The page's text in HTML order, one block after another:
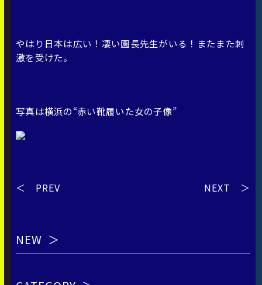
やはり日本は広い！凄い園長先生がいる！またまた刺
激を受けた。
写真は横浜の“赤い靴履いた女の子像”
＜ PREV NEXT ＞
NEW